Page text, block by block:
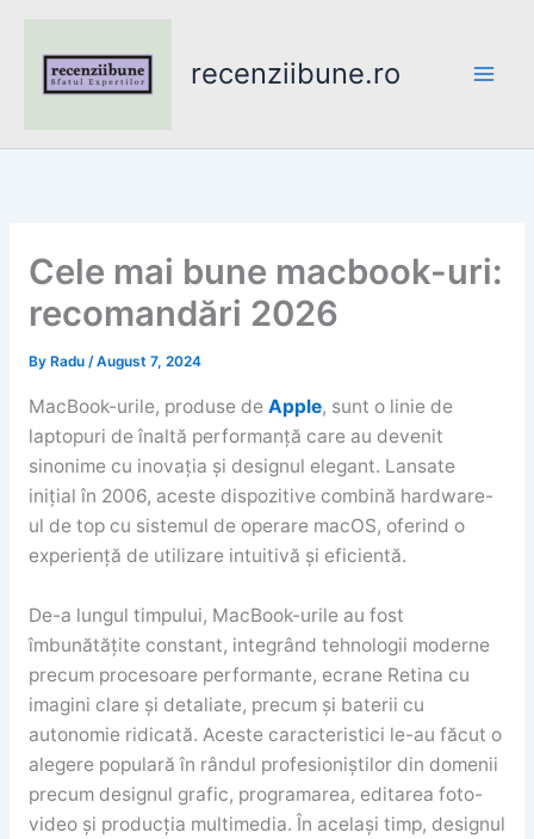
content
recenziibune.ro
Cele mai bune macbook-uri:
recomandări 2026
By Radu /August 7, 2024
MacBook-urile, produse de Apple, sunt o linie de
laptopuri de înaltă performanță care au devenit
sinonime cu inovația și designul elegant. Lansate
inițial în 2006, aceste dispozitive combină hardware-
ul de top cu sistemul de operare macOS, oferind o
experiență de utilizare intuitivă și eficientă.
De-a lungul timpului, MacBook-urile au fost
îmbunătățite constant, integrând tehnologii moderne
precum procesoare performante, ecrane Retina cu
imagini clare și detaliate, precum și baterii cu
autonomie ridicată. Aceste caracteristici le-au făcut o
alegere populară în rândul profesioniștilor din domenii
precum designul grafic, programarea, editarea foto-
video și producția multimedia. În același timp, designul